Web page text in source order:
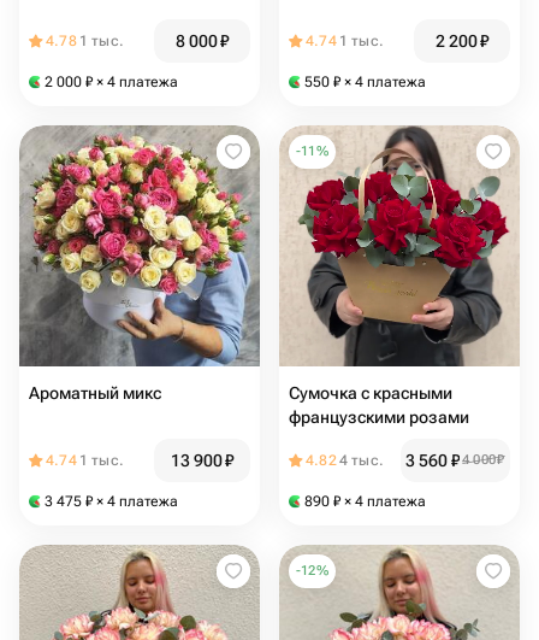
4.78 1 тыс. 8 000₽
2 000 ₽ × 4 платежа
4.74 1 тыс. 2 200₽
550 ₽ × 4 платежа
Ароматный микс
4.74 1 тыс. 13 900₽
3 475 ₽ × 4 платежа
-11 %
Сумочка с красными
французскими розами
4.824 тыс. 3 560₽4 000₽
890 ₽ × 4 платежа
-12%